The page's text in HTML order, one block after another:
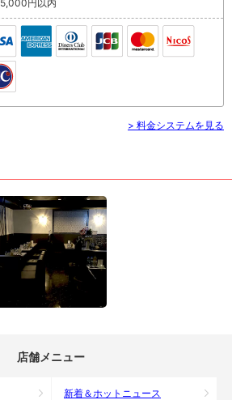
5,000円以内
> 料金システムを見る
店舗メニュー
新着＆ホットニュース